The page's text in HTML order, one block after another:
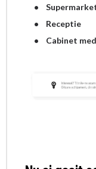
•
• Receptie
• Cabinet